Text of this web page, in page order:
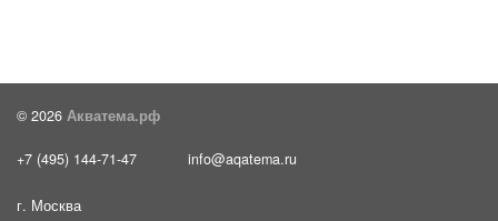
© 2026 Акватема.рф
+7 (495) 144-71-47 info@aqatema.ru
г. Москва